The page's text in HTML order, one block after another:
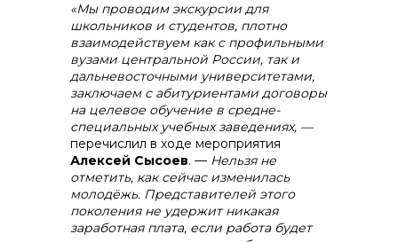
«Мы проводим экскурсии для
школьников и студентов, плотно
взаимодействуем как с профильными
вузами центральной России, так и
дальневосточными университетами,
заключаем с абитуриентами договоры
на целевое обучение в средне-
специальных учебных заведениях, —
перечислил в ходе мероприятия
Алексей Сысоев. — Нельзя не
отметить, как сейчас изменилась
молодёжь. Представителей этого
поколения не удержит никакая
заработная плата, если работа будет